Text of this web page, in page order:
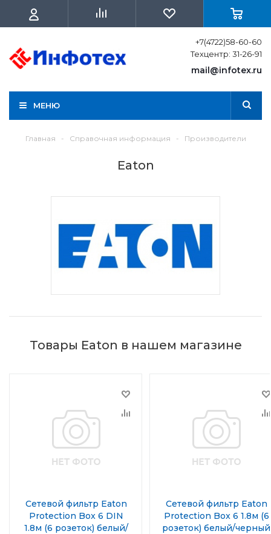
+7(4722)58-60-60
Техцентр: 31-26-91
mail@infotex.ru
МЕНЮ
Главная - Справочная информация - Производители
Eaton
Товары Eaton в нашем магазине
Сетевой фильтр Eaton
Protection Box 6 DIN
1.8м (6 розеток) белый/
Сетевой фильтр Eaton
Protection Box 6 1.8м (6
розеток) белый/черный